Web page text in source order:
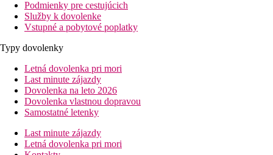
Dvojlôžková izba:
kúpeľňa/WC (sušič vlasov)
klimatizácia
telefón
trezor (zadarmo)
minibar (za poplatok)
balkón
výhľad na more
vyššie uvedené vybavenie):
Suita, 1 spálňa:1 spálňa a obývacia časť
Podmienky pre cestujúcich
Služby k dovolenke
Vstupné a pobytové poplatky
Typy dovolenky
Letná dovolenka pri mori
Last minute zájazdy
Dovolenka na leto 2026
Dovolenka vlastnou dopravou
Samostatné letenky
Last minute zájazdy
Letná dovolenka pri mori